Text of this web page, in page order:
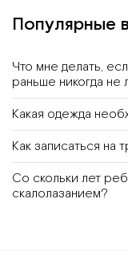
Популярные
Что мне делать,
раньше никогда не
Какая одежда
Как записаться на
Со скольки лет
скалолазанием?